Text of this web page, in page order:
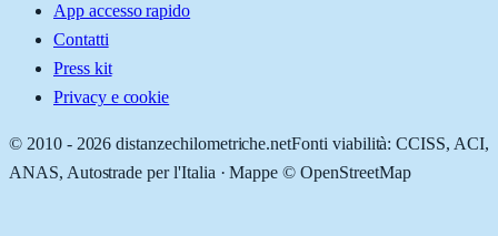
App accesso rapido
Contatti
Press kit
Privacy e cookie
© 2010 - 2026 distanzechilometriche.netFonti viabilità: CCISS, ACI,
ANAS, Autostrade per l'Italia · Mappe © OpenStreetMap